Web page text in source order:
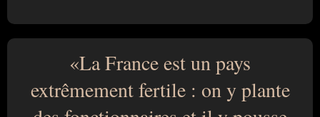
La France est un pays
extrêmement fertile : on y plante